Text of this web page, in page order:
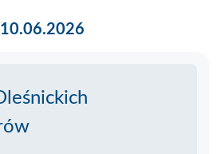
10.06.2026